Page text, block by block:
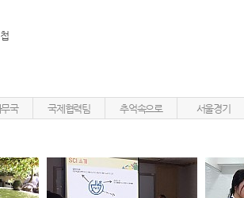
길
국 국제협력팀 추억속으로 서울경기